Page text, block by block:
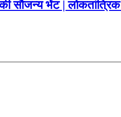
सौजन्य भेंट |